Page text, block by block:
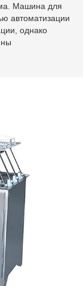
Машина для
автоматизации
однако